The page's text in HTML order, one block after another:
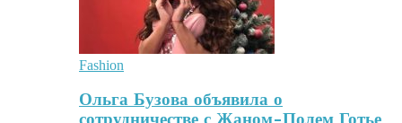
Fashion
Ольга Бузова объявила о